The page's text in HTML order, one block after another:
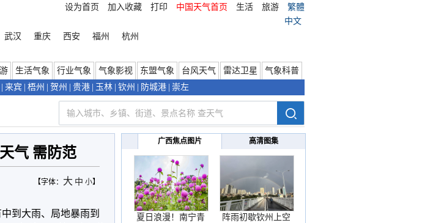
设为首页 加入收藏 打印 中国天气首页 生活 旅游
繁體
中文
武汉 重庆 西安 福州 杭州
生活气象 行业气象 气象影视 东盟气象 台风天气 雷达卫星
气象科普
来宾 梧州 贺州 贵港 玉林 钦州 防城港 崇左
气 需防范
【字体： 大 中 小】
到大雨、局地暴雨到
广西焦点图片 高清图集
夏日浪漫！南宁青
阵雨初歇钦州上空